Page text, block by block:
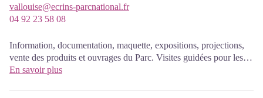
vallouise@ecrins-parcnational.fr
04 92 23 58 08
Information, documentation, maquette, expositions, projections,
vente des produits et ouvrages du Parc. Visites guidées pour les
scolaires, réservation obligatoire. La nouvelle Maison du parc a
En savoir plus